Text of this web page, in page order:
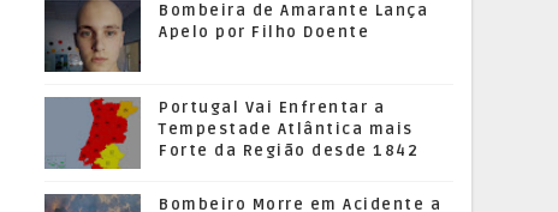
Bombeira de Amarante Lança
Apelo por Filho Doente
Portugal Vai Enfrentar a
Tempestade Atlântica mais
Forte da Região desde 1842
Bombeiro Morre em Acidente a